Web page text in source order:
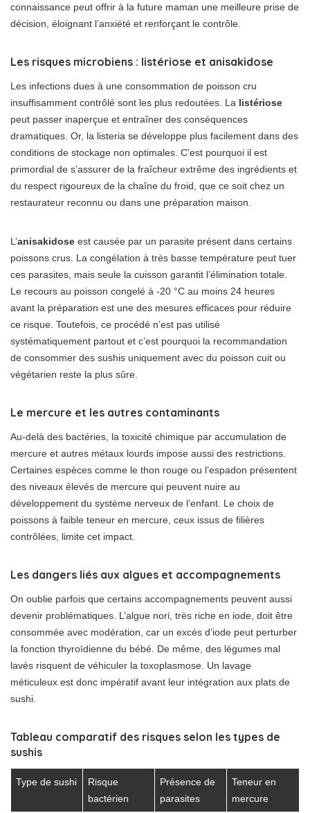
connaissance peut offrir à la future maman une meilleure prise de
décision, éloignant l’anxiété et renforçant le contrôle.
Les risques microbiens : listériose et anisakidose
Les infections dues à une consommation de poisson cru
insuffisamment contrôlé sont les plus redoutées. La listériose
peut passer inaperçue et entraîner des conséquences
dramatiques. Or, la listeria se développe plus facilement dans des
conditions de stockage non optimales. C’est pourquoi il est
primordial de s’assurer de la fraîcheur extrême des ingrédients et
du respect rigoureux de la chaîne du froid, que ce soit chez un
restaurateur reconnu ou dans une préparation maison.
L’anisakidose est causée par un parasite présent dans certains
poissons crus. La congélation à très basse température peut tuer
ces parasites, mais seule la cuisson garantit l’élimination totale.
Le recours au poisson congelé à -20 °C au moins 24 heures
avant la préparation est une des mesures efficaces pour réduire
ce risque. Toutefois, ce procédé n’est pas utilisé
systématiquement partout et c’est pourquoi la recommandation
de consommer des sushis uniquement avec du poisson cuit ou
végétarien reste la plus sûre.
Le mercure et les autres contaminants
Au-delà des bactéries, la toxicité chimique par accumulation de
mercure et autres métaux lourds impose aussi des restrictions.
Certaines espèces comme le thon rouge ou l’espadon présentent
des niveaux élevés de mercure qui peuvent nuire au
développement du système nerveux de l’enfant. Le choix de
poissons à faible teneur en mercure, ceux issus de filières
contrôlées, limite cet impact.
Les dangers liés aux algues et accompagnements
On oublie parfois que certains accompagnements peuvent aussi
devenir problématiques. L’algue nori, très riche en iode, doit être
consommée avec modération, car un excès d’iode peut perturber
la fonction thyroïdienne du bébé. De même, des légumes mal
lavés risquent de véhiculer la toxoplasmose. Un lavage
méticuleux est donc impératif avant leur intégration aux plats de
sushi.
Tableau comparatif des risques selon les types de
sushis
Type de sushi
Risque
bactérien
Présence de
parasites
Teneur en
mercure